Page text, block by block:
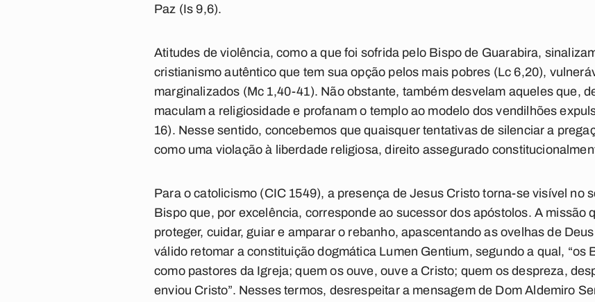
Paz (Is 9,6).
Atitudes de violência, como a que foi sofrida pelo Bispo de Guarabira,
cristianismo autêntico que tem sua opção pelos mais pobres (Lc 6,20),
marginalizados (Mc 1,40-41). Não obstante, também desvelam aqueles que,
maculam a religiosidade e profanam o templo ao modelo dos vendilhões
16). Nesse sentido, concebemos que quaisquer tentativas de silenciar a
como uma violação à liberdade religiosa, direito assegurado
Para o catolicismo (CIC 1549), a presença de Jesus Cristo torna-se visível no
Bispo que, por excelência, corresponde ao sucessor dos apóstolos. A missão
proteger, cuidar, guiar e amparar o rebanho, apascentando as ovelhas de
válido retomar a constituição dogmática Lumen Gentium, segundo a qual, “os
como pastores da Igreja; quem os ouve, ouve a Cristo; quem os despreza,
enviou Cristo”. Nesses termos, desrespeitar a mensagem de Dom Aldemiro